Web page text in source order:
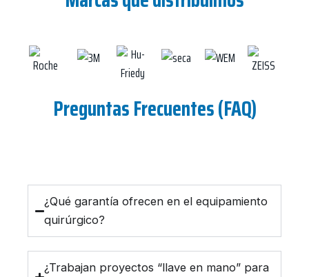
Preguntas Frecuentes (FAQ)
¿Qué garantía ofrecen en el equipamiento
quirúrgico?
¿Trabajan proyectos “llave en mano” para